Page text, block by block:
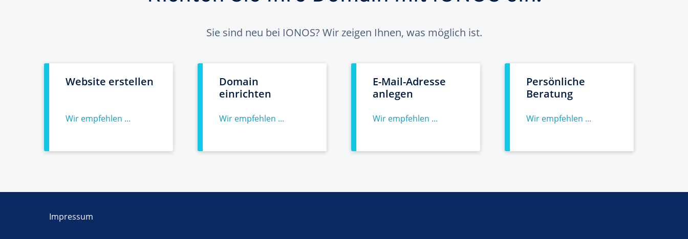
Sie sind neu bei IONOS? Wir zeigen Ihnen, was möglich ist.
Website erstellen
Wir empfehlen ...
Domain
einrichten
Wir empfehlen ...
E-Mail-Adresse
anlegen
Wir empfehlen ...
Persönliche
Beratung
Wir empfehlen ...
Impressum